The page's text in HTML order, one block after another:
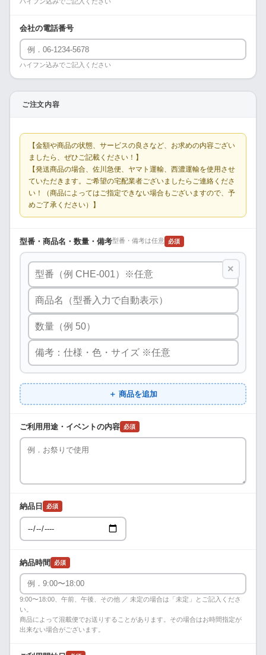
会社の電話番号
ハイフン込みでご記入ください
ご注文内容
【金額や商品の状態、サービスの良さなど、お求めの内容ござい
ましたら、ぜひご記載ください！】
【発送商品の場合、佐川急便、ヤマト運輸、西濃運輸を使用させ
ていただきます。ご希望の宅配業者ございましたらご連絡くださ
い！（商品によってはご指定できない場合もございますので、予
めご了承ください）】
型番・商品名・数量・備考型番・備考は任意 必須
×
＋ 商品を追加
ご利用用途・イベントの内容 必須
納品日 必須
納品時間 必須
9:00〜18:00、午前、午後、その他 ／ 未定の場合は「未定」とご記入くださ
い。
商品によって混載便でお送りすることがあります。その場合はお時間指定が
出来ない場合がございます。